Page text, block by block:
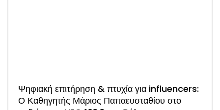
Ψηφιακή επιτήρηση & πτυχία για influencers:
Ο Καθηγητής Μάριος Παπαευσταθίου στο
ΑΠΟΚΛΕΙΣΤΙΚΟ: Η πρώτη συνέντευξη του
νέου Προέδρου Ξενοδόχων Σκιάθου Άκη